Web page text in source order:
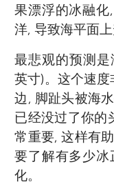
果漂浮的冰融
洋, 导致海平面上
最悲观的预测
英寸)。这个速
边, 脚趾头被海
已经没过了你的
常重要, 这样有
要了解有多少
化。